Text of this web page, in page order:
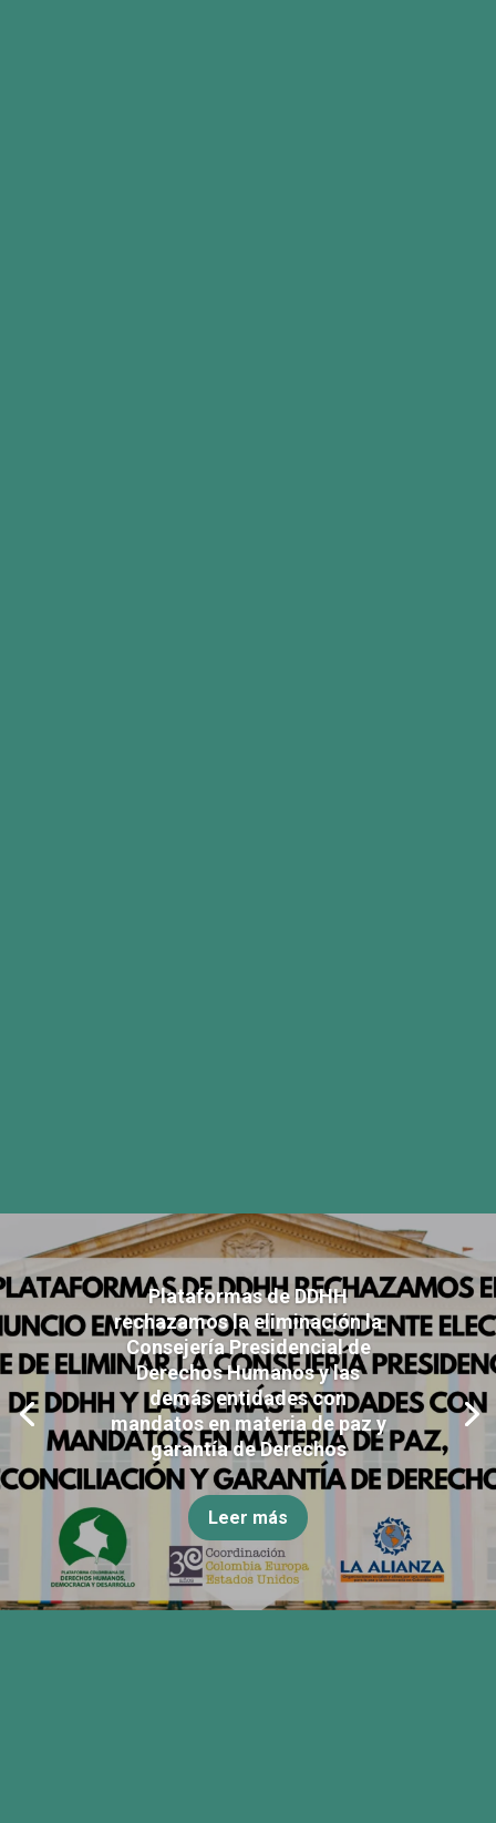
Plataformas de DDHH
rechazamos la eliminación la
Consejería Presidencial de
Derechos Humanos y las
demás entidades con
mandatos en materia de paz y
garantía de Derechos
Leer más